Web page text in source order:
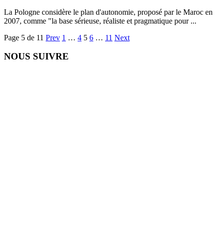
La Pologne considère le plan d'autonomie, proposé par le Maroc en
2007, comme "la base sérieuse, réaliste et pragmatique pour ...
Page 5 de 11 Prev 1 … 4 5 6 … 11 Next
NOUS SUIVRE